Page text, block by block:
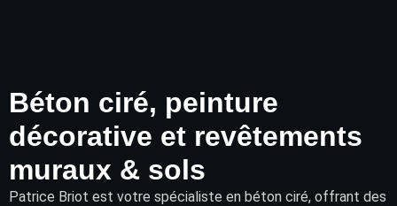
Béton ciré, peinture
décorative et revêtements
muraux & sols
Patrice Briot est votre spécialiste en béton ciré, offrant des